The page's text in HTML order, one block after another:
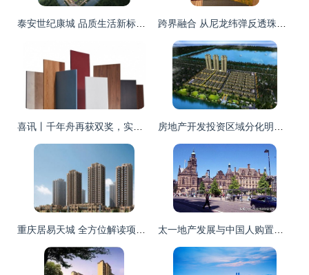
泰安世纪康城 品质生活新标杆，全景解读项目配套与户型设计 跨界融合 从尼龙纬弹反透珠光烫金面料看房地产开发中的材料创新与设计美学
喜讯丨千年舟再获双奖，实力入选房地产开发企业综合实力「首选供应商TOP500」 房地产开发投资区域分化明显 前十月两省超万亿，市场格局深度调整
重庆居易天城 全方位解读项目配套、实景、户型与未来生活图景 太一地产发展与中国人购置英国房产 1.2万亿人民币资产背后的机遇与挑战